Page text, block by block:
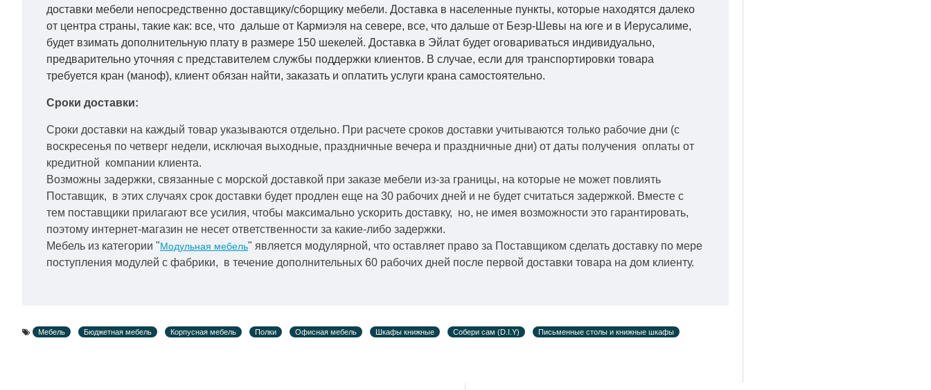
доставки мебели непосредственно доставщику/сборщику мебели. Доставка в населенные пункты, которые находятся далеко
от центра страны, такие как: все, что дальше от Кармиэля на севере, все, что дальше от Беэр-Шевы на юге и в Иерусалиме,
будет взимать дополнительную плату в размере 150 шекелей. Доставка в Эйлат будет оговариваться индивидуально,
предварительно уточняя с представителем службы поддержки клиентов. В случае, если для транспортировки товара
требуется кран (маноф), клиент обязан найти, заказать и оплатить услуги крана самостоятельно.
Сроки доставки:
Сроки доставки на каждый товар указываются отдельно. При расчете сроков доставки учитываются только рабочие дни (с
воскресенья по четверг недели, исключая выходные, праздничные вечера и праздничные дни) от даты получения оплаты от
кредитной компании клиента.
Возможны задержки, связанные с морской доставкой при заказе мебели из-за границы, на которые не может повлиять
Поставщик, в этих случаях срок доставки будет продлен еще на 30 рабочих дней и не будет считаться задержкой. Вместе с
тем поставщики прилагают все усилия, чтобы максимально ускорить доставку, но, не имея возможности это гарантировать,
поэтому интернет-магазин не несет ответственности за какие-либо задержки.
Мебель из категории "Модульная мебель" является модулярной, что оставляет право за Поставщиком сделать доставку по мере
поступления модулей с фабрики, в течение дополнительных 60 рабочих дней после первой доставки товара на дом клиенту.
Мебель Бюджетная мебель Корпусная мебель Полки Офисная мебель Шкафы книжные Собери сам (D.I.Y) Письменные столы и книжные шкафы